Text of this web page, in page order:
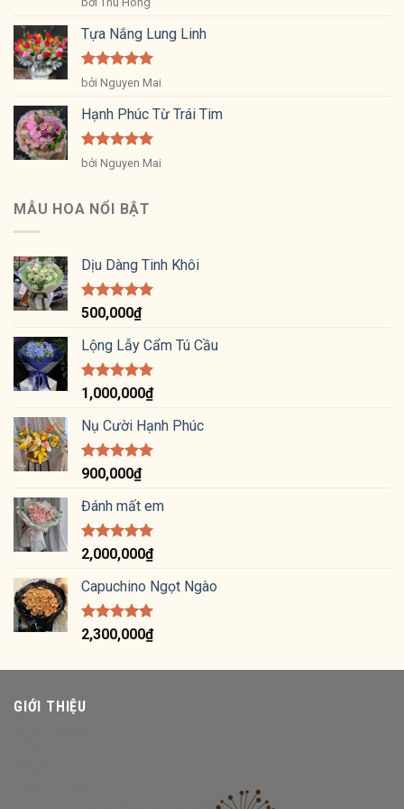
sao
Tựa Nắng Lung Linh
Được xếp
hạng 55
sao
bởi Nguyen Mai
Hạnh Phúc Từ Trái Tim
Được xếp
hạng 55
bởi Nguyen Mai
MẪU HOA NỔI BẬT
Dịu Dàng Tinh Khôi
Được xếp
hạng
5.00
5 sao
500,000₫
Lộng Lẫy Cẩm Tú Cầu
Được xếp
hạng 5.00
5 sao
1,000,000₫
Nụ Cười Hạnh Phúc
Được xếp
hạng
5.00
5 sao
900,000₫
Đánh mất em
Được xếp
hạng 5.00
5 sao
2,000,000₫
Capuchino Ngọt Ngào
Được xếp
hạng 5.00
2,300,000₫
GIỚI THIỆU